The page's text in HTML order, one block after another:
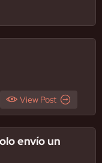
View Post
envío un